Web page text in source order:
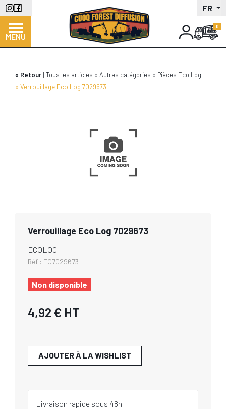
Aller
au
contenu
principal
FR
MENU
Retour Tous les articles Autres catégories
Pièces Eco Log
Verrouillage Eco Log 7029673
Verrouillage Eco Log 7029673
ECOLOG
Réf : EC7029673
Non disponible
4,92 € HT
AJOUTER À LA WISHLIST
Livraison rapide sous 48h